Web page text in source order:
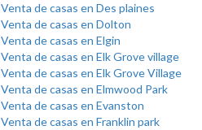
Venta de casas en Des plaines
Venta de casas en Dolton
Venta de casas en Elgin
Venta de casas en Elk Grove village
Venta de casas en Elk Grove Village
Venta de casas en Elmwood Park
Venta de casas en Evanston
Venta de casas en Franklin park